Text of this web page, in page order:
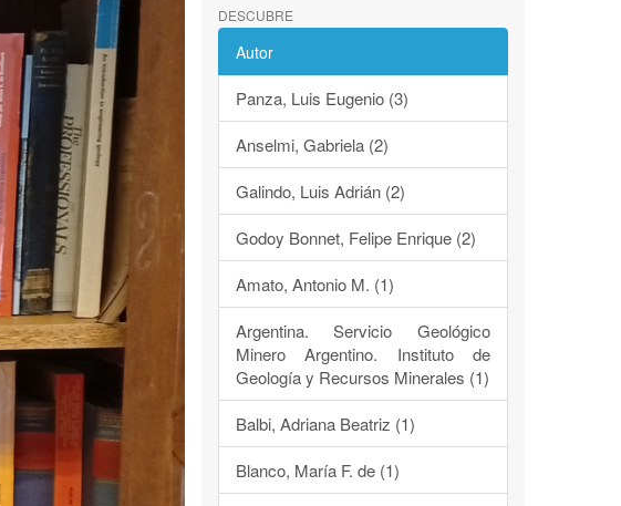
DESCUBRE
Autor
Panza, Luis Eugenio (3)
Anselmi, Gabriela (2)
Galindo, Luis Adrián (2)
Godoy Bonnet, Felipe Enrique (2)
Amato, Antonio M. (1)
Argentina. Servicio Geológico
Minero Argentino. Instituto de
Geología y Recursos Minerales (1)
Balbi, Adriana Beatriz (1)
Blanco, María F. de (1)